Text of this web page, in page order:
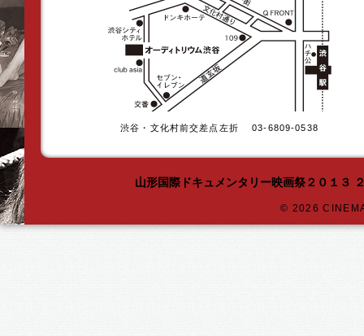
渋谷・文化村前交差点左折 03-6809-0538
山形国際ドキュメンタリー映画祭２０１３
© 2026